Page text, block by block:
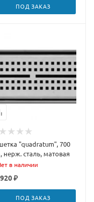
ПОД ЗАКАЗ
"quadratum", 700
нерж. сталь, матовая
в наличии
₽
ПОД ЗАКАЗ